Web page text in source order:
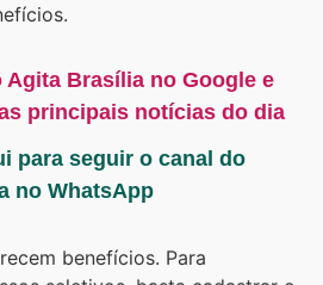
Agita Brasília no Google e
principais notícias do dia
para seguir o canal do
no WhatsApp
benefícios. Para